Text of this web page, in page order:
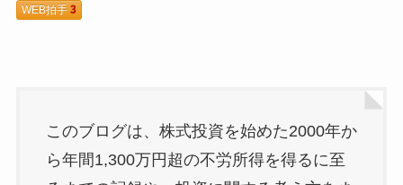
WEB拍手 3
このブログは、株式投資を始めた2000年か
ら年間1,300万円超の不労所得を得るに至